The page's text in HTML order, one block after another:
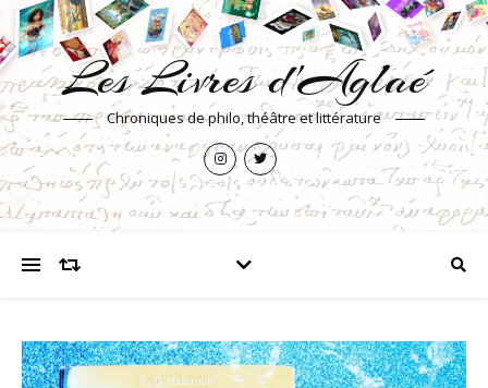
Les Livres d'Aglaé
Chroniques de philo, théâtre et littérature